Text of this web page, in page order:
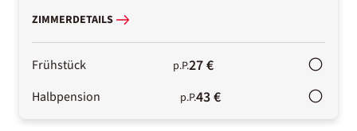
ZIMMERDETAILS
Frühstück p.P.27 €
Halbpension p.P.43 €